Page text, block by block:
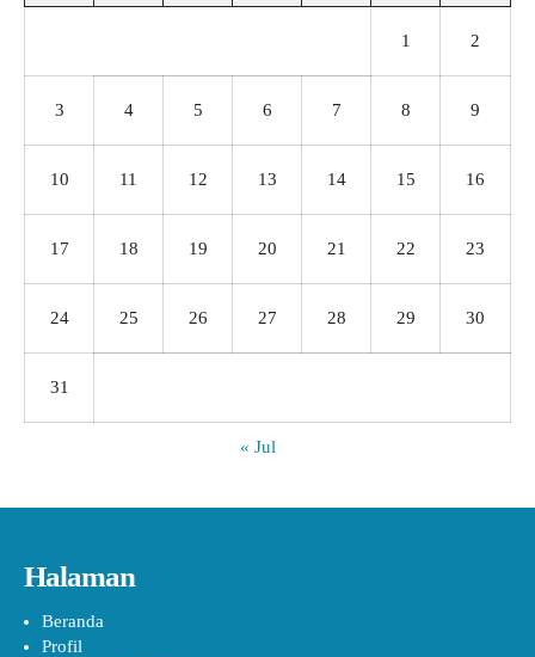
1 2
3 4 5 6 7 8 9
10 11 12 13 14 15 16
17 18 19 20 21 22 23
24 25 26 27 28 29 30
31
« Jul
Halaman
Beranda
Profil